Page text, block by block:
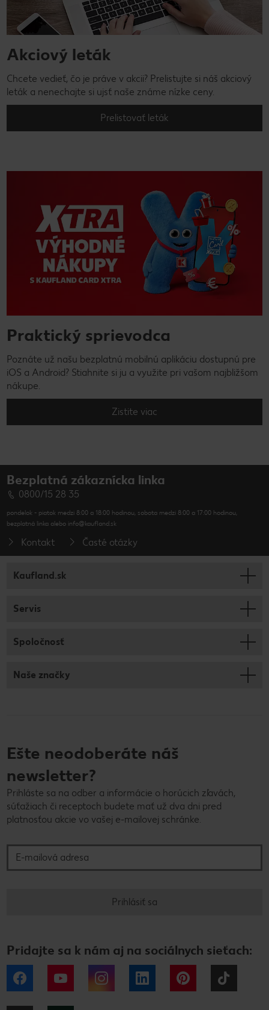
Akciový leták
Chcete vedieť, čo je práve v akcii? Prelistujte si náš akciový
leták a nenechajte si ujsť naše známe nízke ceny.
Prelistovať leták
Praktický sprievodca
Poznáte už našu bezplatnú mobilnú aplikáciu dostupnú pre
iOS a Android? Stiahnite si ju a využite pri vašom najbližšom
nákupe.
Zistite viac
Bezplatná zákaznícka linka
0800/15 28 35
pondelok - piatok medzi 8:00 a 18:00 hodinou, sobota medzi 8:00 a 17:00 hodinou,
bezplatná linka alebo info@kaufland.sk
Kontakt Časté otázky
Kaufland.sk
Servis
Spoločnosť
Naše značky
Ešte neodoberáte náš
newsletter?
Prihláste sa na odber a informácie o horúcich zľavách,
súťažiach či receptoch budete mať už dva dni pred
platnosťou akcie vo vašej e-mailovej schránke.
Prihlásiť sa
Pridajte sa k nám aj na sociálnych sieťach:
Facebook YouTube Instagram LinkedIn Pinterest